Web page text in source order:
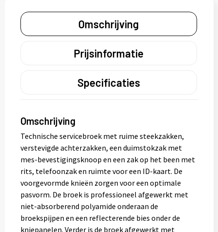
Omschrijving
Prijsinformatie
Specificaties
Omschrijving
Technische servicebroek met ruime steekzakken,
verstevigde achterzakken, een duimstokzak met
mes-bevestigingsknoop en een zak op het been met
rits, telefoonzak en ruimte voor een ID-kaart. De
voorgevormde knieën zorgen voor een optimale
pasvorm. De broek is professioneel afgewerkt met
niet-absorberend polyamide onderaan de
broekspijpen en een reflecterende bies onder de
kniepanelen. Verder is de broek afgewerkt met